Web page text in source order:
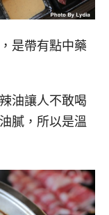
是帶有點中藥
油讓人不敢喝
膩，所以是溫